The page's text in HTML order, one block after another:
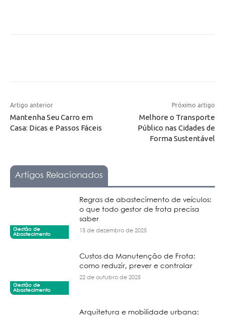
Artigo anterior
Mantenha Seu Carro em
Casa: Dicas e Passos Fáceis
Próximo artigo
Melhore o Transporte
Público nas Cidades de
Forma Sustentável
Artigos Relacionados
Gestão de
Abastecimento
Regras de abastecimento de veículos:
o que todo gestor de frota precisa
saber
15 de dezembro de 2025
Gestão de
Abastecimento
Custos da Manutenção de Frota:
como reduzir, prever e controlar
22 de outubro de 2025
Arquitetura e mobilidade urbana: